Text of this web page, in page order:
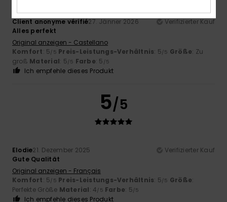
Client anonyme vérifié27. Jänner 2026
Verifizierter Kauf
Alles perfekt
Original anzeigen - Castellano
Komfort: 5/5 Preis-Leistungs-Verhältnis: 5/5 Größe: Zu
groß Material: 5/5 Farbe: 5 /5
Ich empfehle dieses Produkt
5/5
Elodie21. Dezember 2025
Verifizierter Kauf
Gute Qualität
Original anzeigen - Français
Komfort: 5/5 Preis-Leistungs-Verhältnis: 5/5 Größe:
Perfekte Größe Material: 4/5 Farbe: 5/5
Ich empfehle dieses Produkt